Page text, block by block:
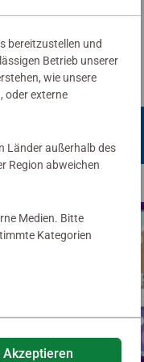
bereitzustellen und
Betrieb unserer
wie unsere
oder externe
Länder außerhalb des
Region abweichen
Medien. Bitte
Kategorien
Akzeptieren